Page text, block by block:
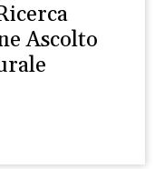
Ascolto